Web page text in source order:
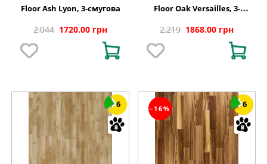
Floor Ash Lyon, 3-смугова
2,044 1720.00 грн
Floor Oak Versailles, 3-
2,219 1868.00 грн
6 −16% 6